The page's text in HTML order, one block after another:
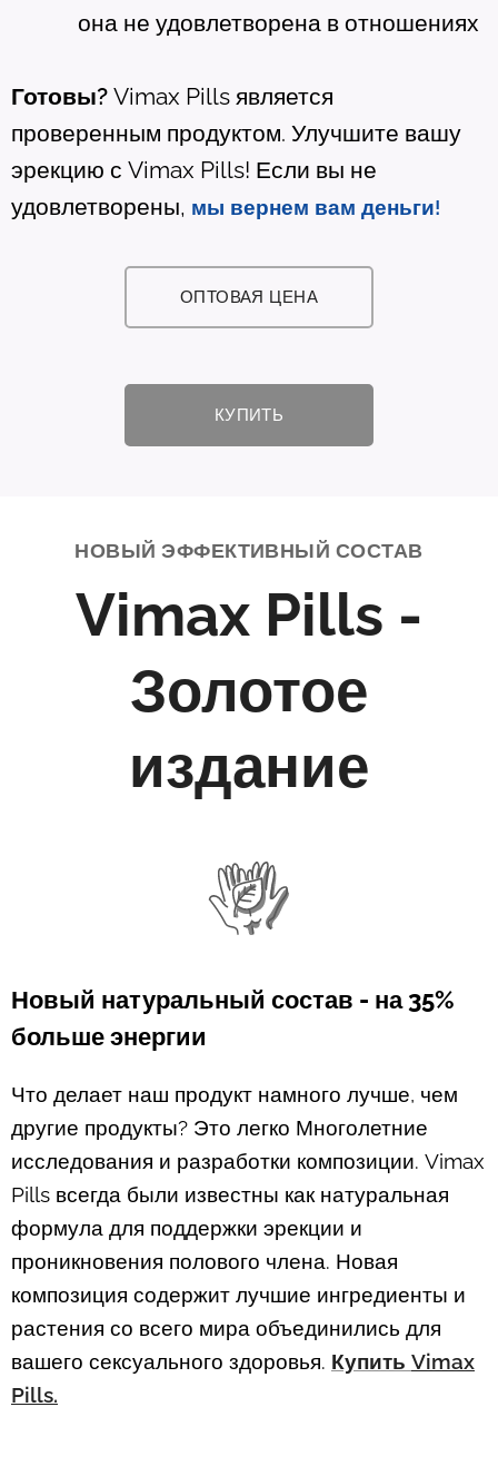
она не удовлетворена в отношениях
Готовы? Vimax Pills является
проверенным продуктом. Улучшите вашу
эрекцию с Vimax Pills! Если вы не
удовлетворены, мы вернем вам деньги!
ОПТОВАЯ ЦЕНА
КУПИТЬ
НОВЫЙ ЭФФЕКТИВНЫЙ СОСТАВ
Vimax Pills -
Золотое
издание
Новый натуральный состав - на 35%
больше энергии
Что делает наш продукт намного лучше, чем
другие продукты? Это легко Многолетние
исследования и разработки композиции. Vimax
Pills всегда были известны как натуральная
формула для поддержки эрекции и
проникновения полового члена. Новая
композиция содержит лучшие ингредиенты и
растения со всего мира объединились для
вашего сексуального здоровья. Купить Vimax
Pills.